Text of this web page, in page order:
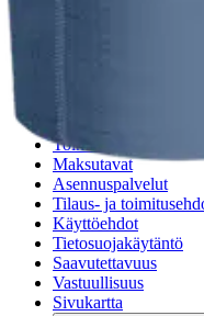
Palautukset
Reklamaatio
Takuu ja huolto
Toimitustavat
Maksutavat
Asennuspalvelut
Tilaus- ja
Käyttöehdot
Tietosuojakäytäntö
Saavutettavuus
Vastuullisuus
Sivukartta